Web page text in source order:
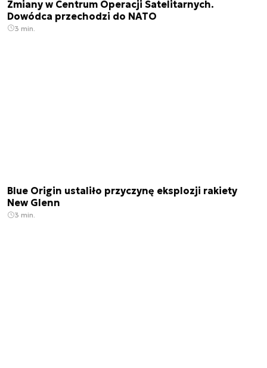
Zmiany w Centrum Operacji Satelitarnych.
Dowódca przechodzi do NATO
3 min.
Blue Origin ustaliło przyczynę eksplozji rakiety
New Glenn
3 min.